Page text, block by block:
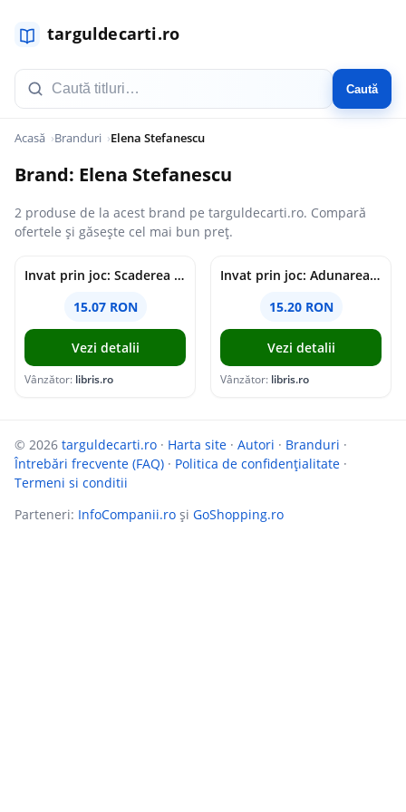
Caută
Acasă Branduri Elena Stefanescu
Brand: Elena Stefanescu
2 produse de la acest brand pe targuldecarti.ro. Compară
ofertele și găsește cel mai bun preț.
Invat prin joc: Scaderea - Elena Stefanescu
15.07 RON
Vezi detalii
Vânzător: libris.ro
Invat prin joc: Adunarea si scaderea - Elena Stefanescu
15.20 RON
Vezi detalii
Vânzător: libris.ro
© 2026 targuldecarti.ro · Harta site · Autori · Branduri ·
Întrebări frecvente (FAQ) · Politica de confidențialitate ·
Termeni si conditii
Parteneri: InfoCompanii.ro și GoShopping.ro